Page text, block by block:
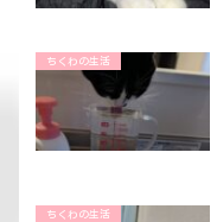
ちくわの生活
ちくわの生活